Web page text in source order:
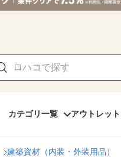
カテゴリ一覧 アウトレット
建築資材（内装・外装用品）